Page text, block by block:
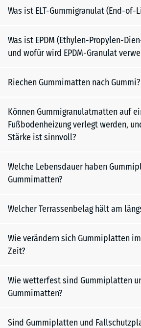
Was ist ELT-Gummigranulat (End-of-
Was ist EPDM (Ethylen-Propylen-
und wofür wird EPDM-Granulat
Riechen Gummimatten nach Gummi?
Können Gummigranulatmatten auf
Fußbodenheizung verlegt werden,
Stärke ist sinnvoll?
Welche Lebensdauer haben
Gummimatten?
Welcher Terrassenbelag hält am
Wie verändern sich Gummiplatten
Zeit?
Wie wetterfest sind Gummiplatten
Gummimatten?
Sind Gummiplatten und